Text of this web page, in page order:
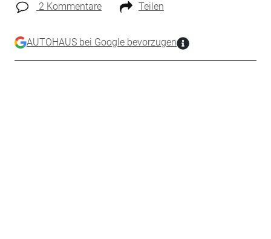
2 Kommentare Teilen
AUTOHAUS bei Google bevorzugen